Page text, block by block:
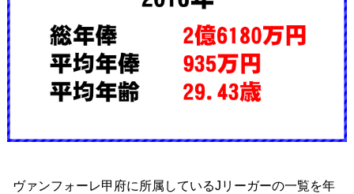
ヴァンフォーレ甲府に所属しているJリーガーの一覧を年